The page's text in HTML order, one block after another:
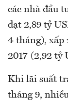
các nhà đầu
đạt 2,89 tỷ
4 tháng), xấp
2017 (2,92 tỷ
Khi lãi suất
tháng 9,